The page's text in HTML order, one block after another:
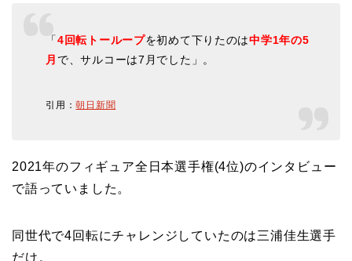
「4回転トーループを初めて下りたのは中学1年の5
月 で、サルコーは7月でした」。
引用：朝日新聞
2021年のフィギュア全日本選手権(4位)のインタビュー
で語っていました。
同世代で4回転にチャレンジしていたのは三浦佳生選手
だけ。